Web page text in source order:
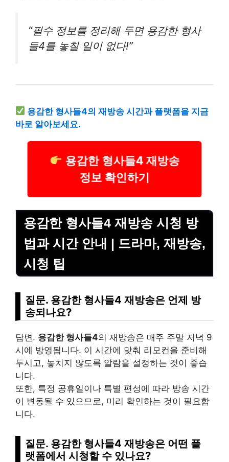
“필수 정보를 정리해 두면 용감한 형사
들4를 놓칠 일이 없다!”
용감한 형사들4의 재방송 시간과 플랫폼을 지금
바로 알아보세요.
용감한 형사들4 재방송
정보 확인하기
용감한 형사들4 재방송 시청 방
법과 시간 안내 | 드라마, 재방송,
시청 팁
질문. 용감한 형사들4 재방송은 언제 방
송되나요?
답변. 용감한 형사들4의 재방송은 매주 주말 저녁 9
시에 방영됩니다. 이 시간에 맞춰 리모컨을 준비해
두시고, 놓치지 않도록 알람을 설정하는 것이 좋습
니다.
또한, 특정 공휴일이나 특별 편성에 따라 방송 시간
이 변동될 수 있으므로, 미리 확인하는 것이 필요합
니다.
질문. 용감한 형사들4 재방송은 어떤 플
랫폼에서 시청할 수 있나요?